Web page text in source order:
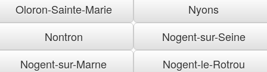
Oloron-Sainte-Marie
Nyons
Nontron
Nogent-sur-Seine
Nogent-sur-Marne
Nogent-le-Rotrou